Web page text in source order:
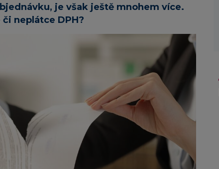
je však ještě mnohem více.
neplátce DPH?